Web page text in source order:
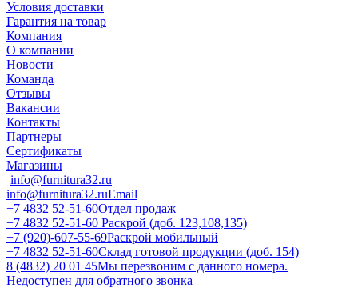
Условия доставки
Гарантия на товар
Компания
О компании
Новости
Команда
Отзывы
Вакансии
Контакты
Партнеры
Сертификаты
Магазины
info@furnitura32.ru
info@furnitura32.ruEmail
+7 4832 52-51-60Отдел продаж
+7 4832 52-51-60 Раскрой (доб. 123,108,135)
+7 (920)-607-55-69Раскрой мобильный
+7 4832 52-51-60Склад готовой продукции (доб. 154)
8 (4832) 20 01 45Мы перезвоним с данного номера.
Недоступен для обратного звонка